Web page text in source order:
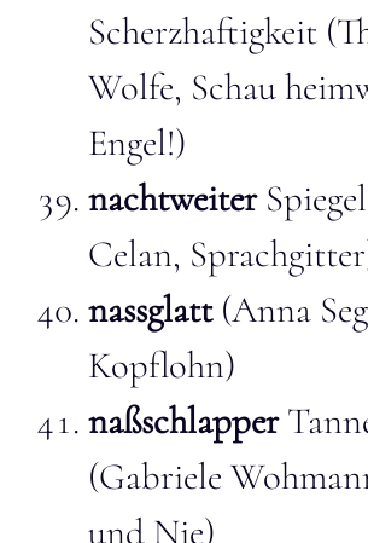
Scherzhaftigkeit
Wolfe, Schau
Engel!)
nachtweiter
Celan,
nassglatt(Anna
Kopflohn)
naßschlapper
(Gabriele
und Nie)